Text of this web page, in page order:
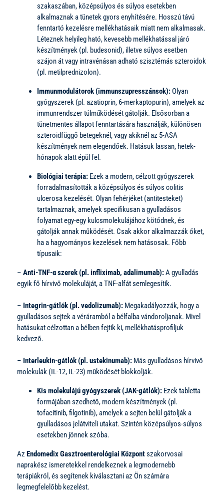
szakaszában, középsúlyos és súlyos esetekben
alkalmaznak a tünetek gyors enyhítésére. Hosszú távú
fenntartó kezelésre mellékhatásaik miatt nem alkalmasak.
Léteznek helyileg ható, kevesebb mellékhatással járó
készítmények (pl. budesonid), illetve súlyos esetben
szájon át vagy intravénásan adható szisztémás szteroidok
(pl. metilprednizolon).
Immunmodulátorok (immunszupresszánsok): Olyan
gyógyszerek (pl. azatioprin, 6-merkaptopurin), amelyek az
immunrendszer túlműködését gátolják. Elsősorban a
tünetmentes állapot fenntartására használják, különösen
szteroidfüggő betegeknél, vagy akiknél az 5-ASA
készítmények nem elegendőek. Hatásuk lassan, hetek-
hónapok alatt épül fel.
Biológiai terápia: Ezek a modern, célzott gyógyszerek
forradalmasították a középsúlyos és súlyos colitis
ulcerosa kezelését. Olyan fehérjéket (antitesteket)
tartalmaznak, amelyek specifikusan a gyulladásos
folyamat egy-egy kulcsmolekulájához kötődnek, és
gátolják annak működését. Csak akkor alkalmazzák őket,
ha a hagyományos kezelések nem hatásosak. Főbb
típusaik:
– Anti-TNF-α szerek (pl. infliximab, adalimumab):A gyulladás
egyik fő hírvivő molekuláját, a TNF-alfát semlegesítik.
– Integrin-gátlók (pl. vedolizumab): Megakadályozzák, hogy a
gyulladásos sejtek a véráramból a bélfalba vándoroljanak. Mivel
hatásukat célzottan a bélben fejtik ki, mellékhatásprofiljuk
kedvező.
– Interleukin-gátlók (pl. ustekinumab): Más gyulladásos hírvivő
molekulák (IL-12, IL-23) működését blokkolják.
Kis molekulájú gyógyszerek (JAK-gátlók): Ezek tabletta
formájában szedhető, modern készítmények (pl.
tofacitinib, filgotinib), amelyek a sejten belül gátolják a
gyulladásos jelátviteli utakat. Szintén középsúlyos-súlyos
esetekben jönnek szóba.
Az Endomedix Gasztroenterológiai Központszakorvosai
naprakész ismeretekkel rendelkeznek a legmodernebb
terápiákról, és segítenek kiválasztani az Ön számára
legmegfelelőbb kezelést.